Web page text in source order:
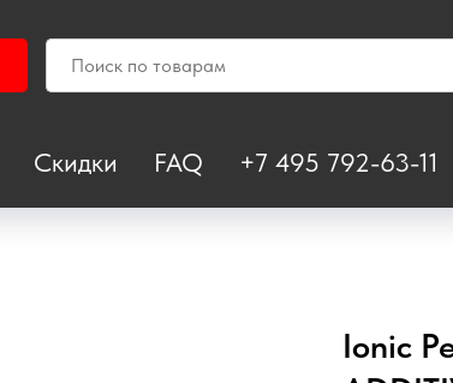
Скидки FAQ +7 495 792-63-11
Ionic